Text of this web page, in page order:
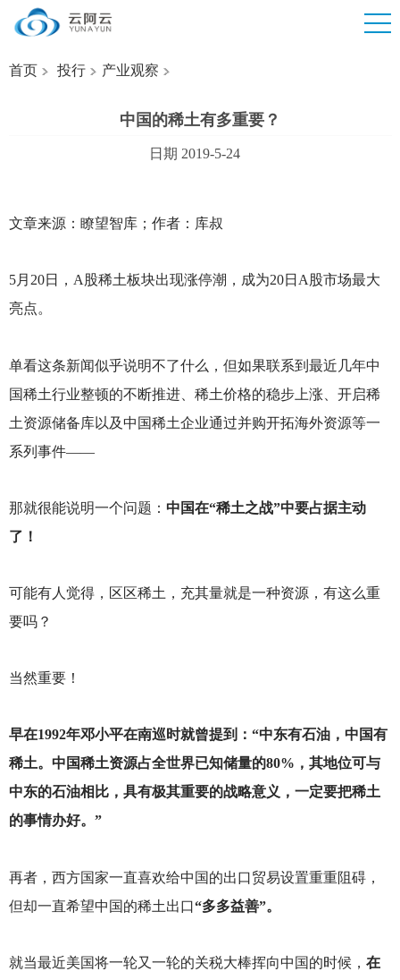
首页 投行 产业观察
中国的稀土有多重要？
日期 2019-5-24
文章来源：瞭望智库；作者：库叔
5月20日，A股稀土板块出现涨停潮，成为20日A股市场最大
亮点。
单看这条新闻似乎说明不了什么，但如果联系到最近几年中
国稀土行业整顿的不断推进、稀土价格的稳步上涨、开启稀
土资源储备库以及中国稀土企业通过并购开拓海外资源等一
系列事件——
那就很能说明一个问题： 中国在“稀土之战”中要占据主动
了！
可能有人觉得，区区稀土，充其量就是一种资源，有这么重
要吗？
当然重要！
早在1992年邓小平在南巡时就曾提到：“中东有石油，中国有
稀土。中国稀土资源占全世界已知储量的80%，其地位可与
中东的石油相比，具有极其重要的战略意义，一定要把稀土
的事情办好。”
再者，西方国家一直喜欢给中国的出口贸易设置重重阻碍，
但却一直希望中国的稀土出口“多多益善”。
就当最近美国将一轮又一轮的关税大棒挥向中国的时候， 在